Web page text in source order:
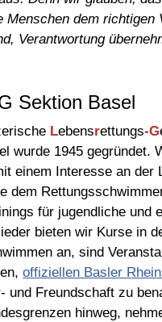
dem richtigen
Verantwortung
Sektion Basel
Lebensrettungs-G
wurde 1945 gegründet.
einem Interesse an der
dem
für jugendliche und
bieten wir Kurse in
an, sind
offiziellen Basler
und Freundschaft zu
hinweg,